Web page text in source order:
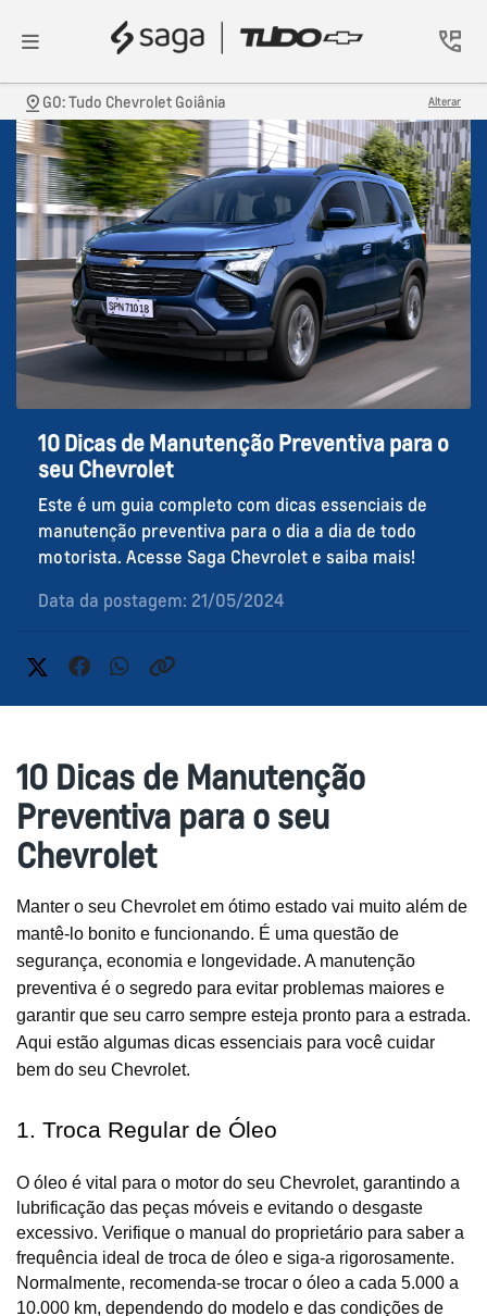
GO: Tudo Chevrolet Goiânia Alterar
10 Dicas de Manutenção Preventiva para o
seu Chevrolet
Este é um guia completo com dicas essenciais de
manutenção preventiva para o dia a dia de todo
motorista. Acesse Saga Chevrolet e saiba mais!
Data da postagem: 21/05/2024
10 Dicas de Manutenção
Preventiva para o seu
Chevrolet
Manter o seu Chevrolet em ótimo estado vai muito além de
mantê-lo bonito e funcionando. É uma questão de
segurança, economia e longevidade. A manutenção
preventiva é o segredo para evitar problemas maiores e
garantir que seu carro sempre esteja pronto para a estrada.
Aqui estão algumas dicas essenciais para você cuidar
bem do seu Chevrolet.
1. Troca Regular de Óleo
O óleo é vital para o motor do seu Chevrolet, garantindo a
lubrificação das peças móveis e evitando o desgaste
excessivo. Verifique o manual do proprietário para saber a
frequência ideal de troca de óleo e siga-a rigorosamente.
Normalmente, recomenda-se trocar o óleo a cada 5.000 a
10.000 km, dependendo do modelo e das condições de